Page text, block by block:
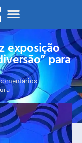
exposição
para